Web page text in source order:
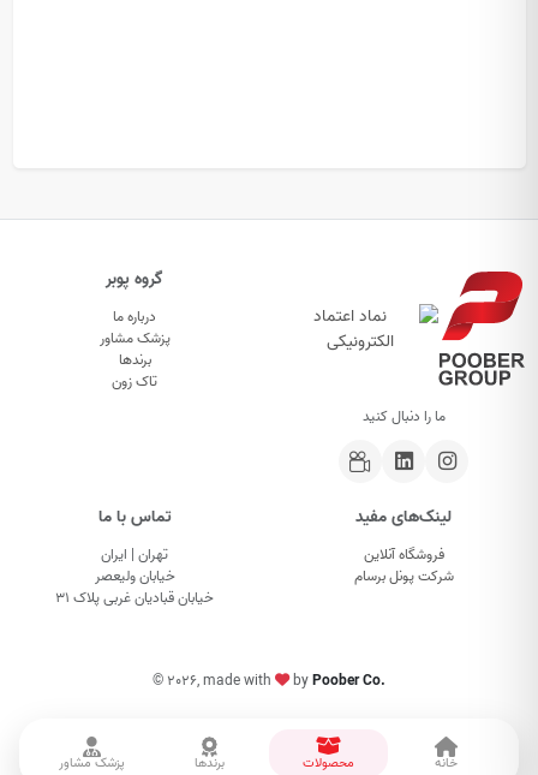
خانه محصولات برندها پزشک مشاور
ما را دنبال کنید
گروه پوبر
درباره ما
پزشک مشاور
برندها
تاک زون
لینک‌های مفید
فروشگاه آنلاین
شرکت پونل برسام
تماس با ما
تهران | ایران
خیابان ولیعصر
خیابان قبادیان غربی پلاک ۳۱
© 2026, made with byPoober Co.